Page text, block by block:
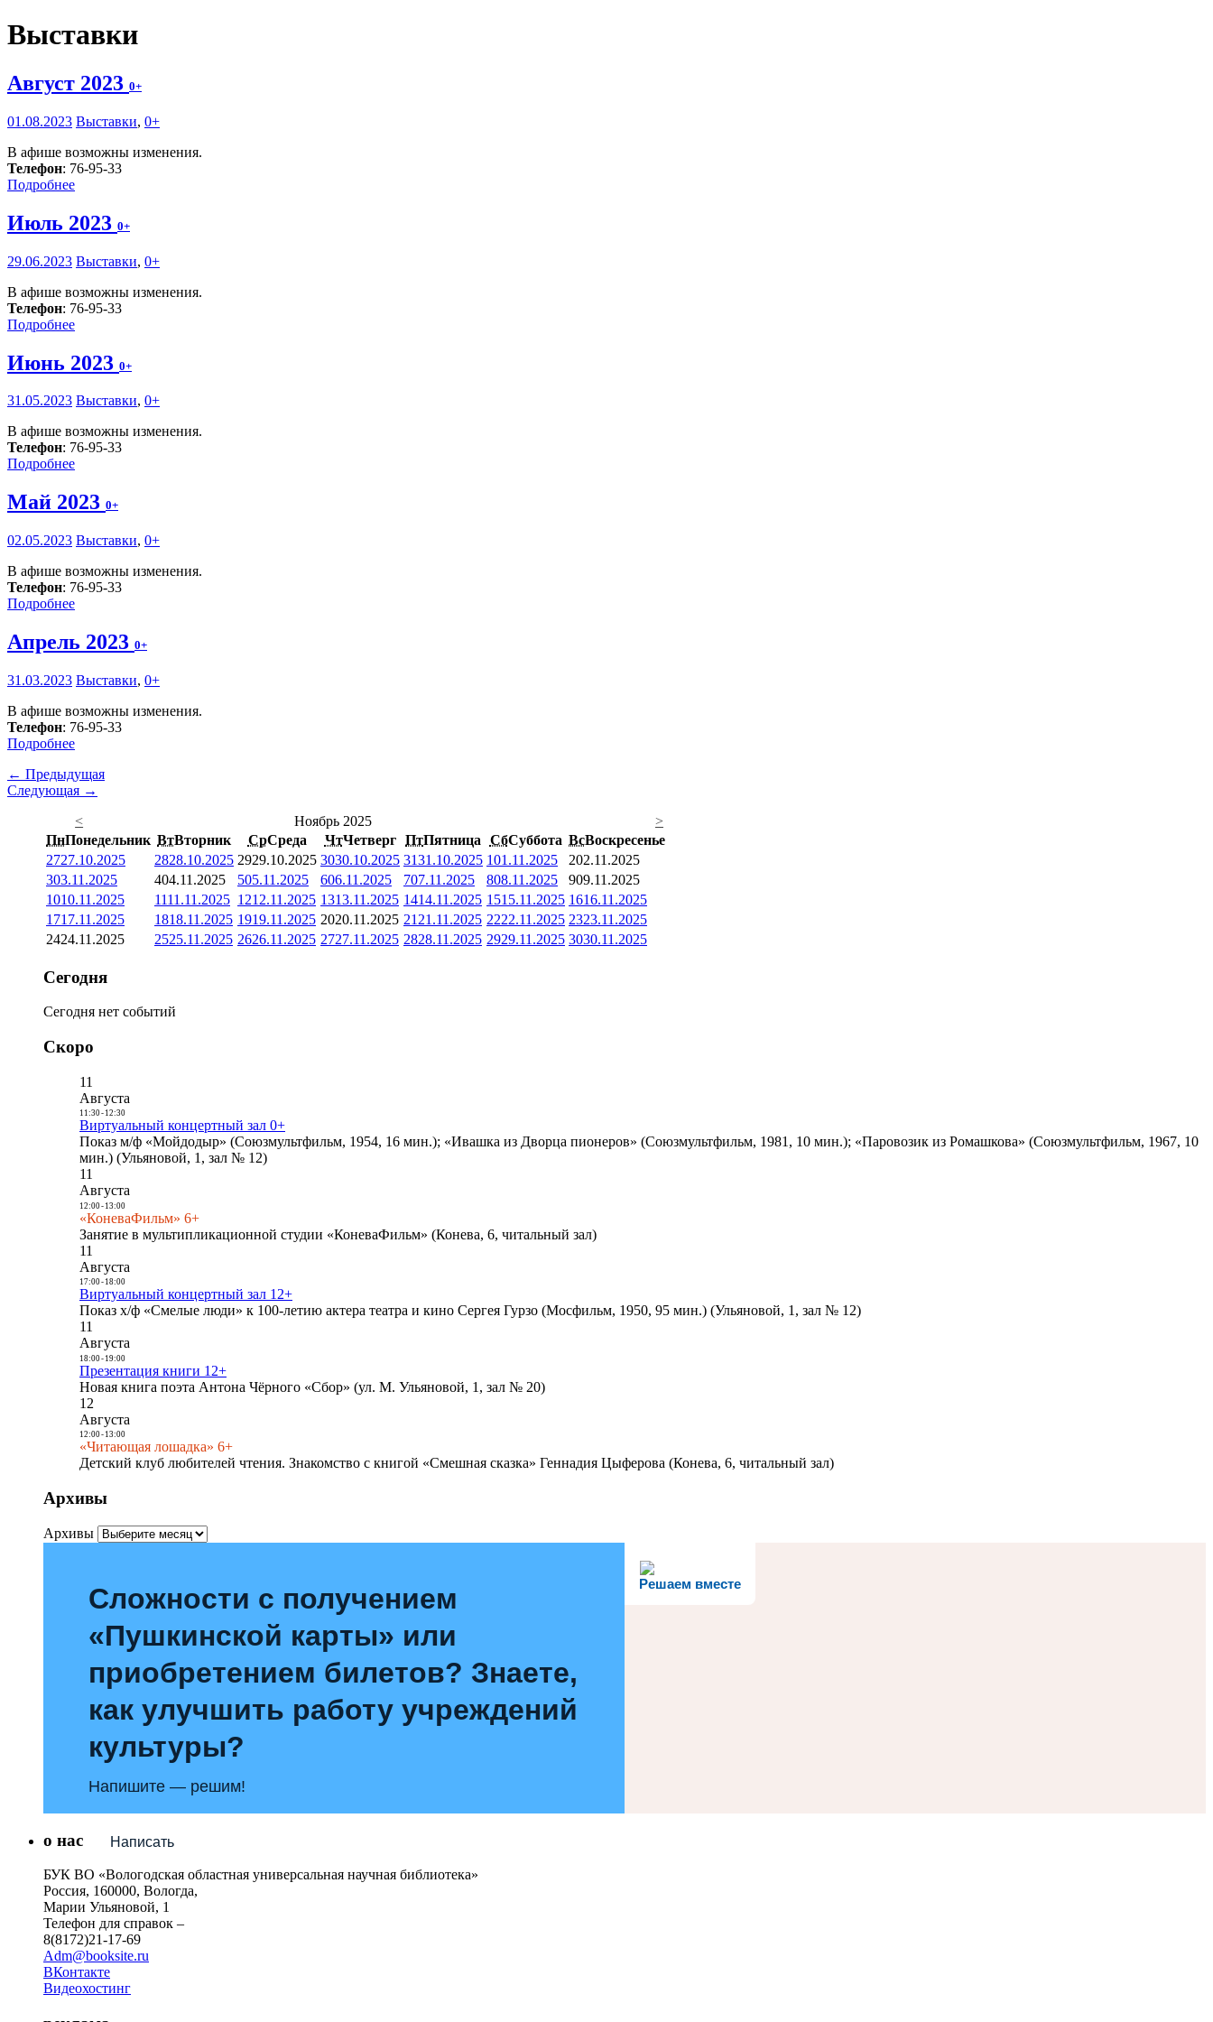
Выставки
Август 2023 0+
01.08.2023 Выставки, 0+
В афише возможны изменения.
Телефон: 76-95-33
Подробнее
Июль 2023 0+
29.06.2023 Выставки, 0+
В афише возможны изменения.
Телефон: 76-95-33
Подробнее
Июнь 2023 0+
31.05.2023 Выставки, 0+
В афише возможны изменения.
Телефон: 76-95-33
Подробнее
Май 2023 0+
02.05.2023 Выставки, 0+
В афише возможны изменения.
Телефон: 76-95-33
Подробнее
Апрель 2023 0+
31.03.2023 Выставки, 0+
В афише возможны изменения.
Телефон: 76-95-33
Подробнее
← Предыдущая
Следующая →
<
Ноябрь 2025
>
ПнПонедельник ВтВторник СрСреда ЧтЧетверг ПтПятница СбСуббота ВсВоскресенье
2727.10.2025 2828.10.2025 2929.10.2025 3030.10.2025 3131.10.2025 101.11.2025 202.11.2025
303.11.2025 404.11.2025 505.11.2025 606.11.2025 707.11.2025 808.11.2025 909.11.2025
1010.11.2025 1111.11.2025 1212.11.2025 1313.11.2025 1414.11.2025 1515.11.2025 1616.11.2025
1717.11.2025 1818.11.2025 1919.11.2025 2020.11.2025 21 21.11.2025 2222.11.2025 2323.11.2025
2424.11.2025 2525.11.2025 2626.11.2025 2727.11.2025 2828.11.2025 2929.11.2025 3030.11.2025
Сегодня
Сегодня нет событий
Скоро
11
Августа
11:30- 12:30
Виртуальный концертный зал 0+
Показ м/ф «Мойдодыр» (Союзмультфильм, 1954, 16 мин.); «Ивашка из Дворца пионеров» (Союзмультфильм, 1981, 10 мин.); «Паровозик из Ромашкова» (Союзмультфильм, 1967, 10
мин.) (Ульяновой, 1, зал № 12)
11
Августа
12:00- 13:00
«КоневаФильм» 6+
Занятие в мультипликационной студии «КоневаФильм» (Конева, 6, читальный зал)
11
Августа
17:00- 18:00
Виртуальный концертный зал 12+
Показ х/ф «Смелые люди» к 100-летию актера театра и кино Сергея Гурзо (Мосфильм, 1950, 95 мин.) (Ульяновой, 1, зал № 12)
11
Августа
18:00- 19:00
Презентация книги 12+
Новая книга поэта Антона Чёрного «Сбор» (ул. М. Ульяновой, 1, зал № 20)
12
Августа
12:00- 13:00
«Читающая лошадка» 6+
Детский клуб любителей чтения. Знакомство с книгой «Смешная сказка» Геннадия Цыферова (Конева, 6, читальный зал)
Архивы
Архивы
Решаем вместе
Сложности с получением
«Пушкинской карты» или
приобретением билетов? Знаете,
как улучшить работу учреждений
культуры?
Напишите — решим!
Написать
о нас
БУК ВО «Вологодская областная универсальная научная библиотека»
Россия, 160000, Вологда,
Марии Ульяновой, 1
Телефон для справок –
8(8172)21-17-69
Adm@booksite.ru
ВКонтакте
Видеохостинг